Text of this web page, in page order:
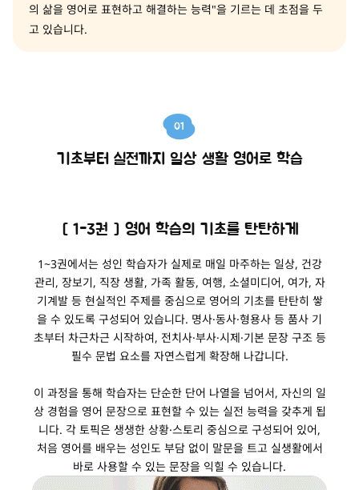
의 삶을 영어로 표현하고 해결하는 능력"을 기르는 데 초점을 두
고 있습니다.
01
기초부터 실전까지 일상 생활 영어로 학습
[ 1-3권 ] 영어 학습의 기초를 탄탄하게
1~3권에서는 성인 학습자가 실제로 매일 마주하는 일상, 건강
관리, 장보기, 직장 생활, 가족 활동, 여행, 소셜미디어, 여가, 자
기계발 등 현실적인 주제를 중심으로 영어의 기초를 탄탄히 쌓
을 수 있도록 구성되어 있습니다. 명사·동사·형용사 등 품사 기
초부터 차근차근 시작하여, 전치사·부사·시제·기본 문장 구조 등
필수 문법 요소를 자연스럽게 확장해 나갑니다.
이 과정을 통해 학습자는 단순한 단어 나열을 넘어서, 자신의 일
상 경험을 영어 문장으로 표현할 수 있는 실전 능력을 갖추게 됩
니다. 각 토픽은 생생한 상황·스토리 중심으로 구성되어 있어,
처음 영어를 배우는 성인도 부담 없이 말문을 트고 실생활에서
바로 사용할 수 있는 문장을 익힐 수 있습니다.